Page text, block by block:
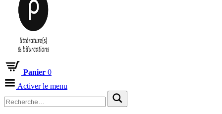
Panier 0
Activer le menu